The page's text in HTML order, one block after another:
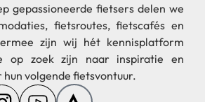
gepassioneerde fietsers delen we
fietsroutes, fietscafés en
zijn wij hét kennisplatform
op zoek zijn naar inspiratie en
volgende fietsvontuur.